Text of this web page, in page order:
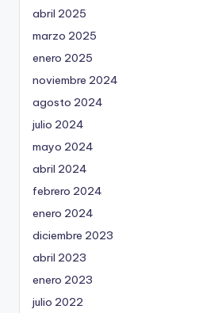
abril 2025
marzo 2025
enero 2025
noviembre 2024
agosto 2024
julio 2024
mayo 2024
abril 2024
febrero 2024
enero 2024
diciembre 2023
abril 2023
enero 2023
julio 2022